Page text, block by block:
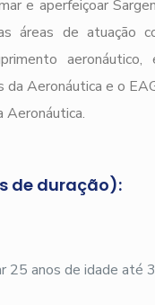
e aperfeiçoar
áreas de atuação
aeronáutico,
da Aeronáutica e o
Aeronáutica.
de duração):
25 anos de idade até